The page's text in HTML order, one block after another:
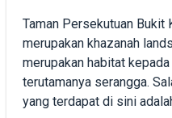
Taman Persekutuan Bukit
merupakan khazanah
merupakan habitat
terutamanya serangga.
yang terdapat di sini